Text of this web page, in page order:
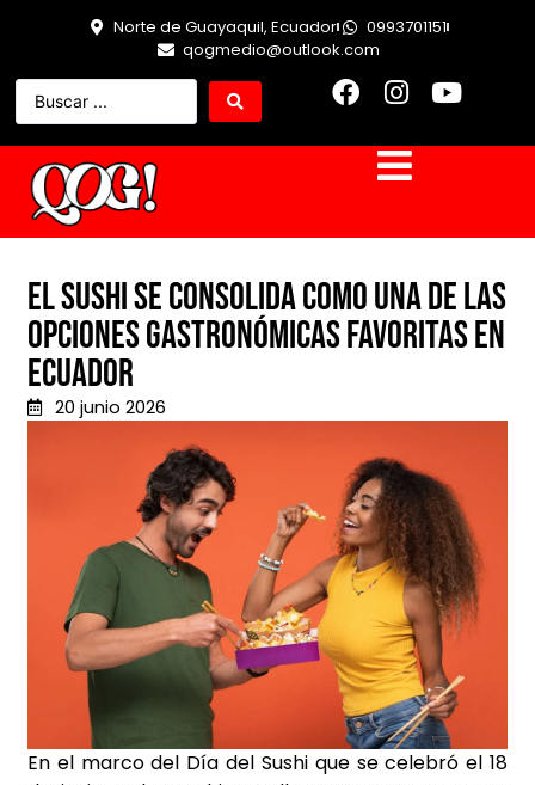
Norte de Guayaquil, Ecuador
0993701151
qogmedio@outlook.com
El Sushi se consolida como una de las
opciones gastronómicas favoritas en
Ecuador
20 junio 2026
En el marco del Día del Sushi que se celebró el 18